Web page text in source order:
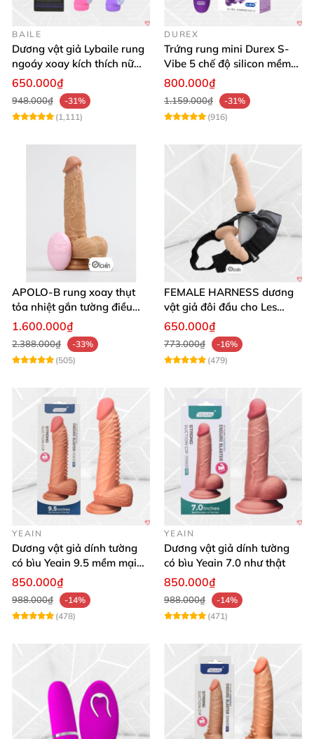
BAILE
Dương vật giả Lybaile rung
ngoáy xoay kích thích nữ
thủ dâm
650.000₫
948.000₫
-31%
(1,111)
DUREX
Trứng rung mini Durex S-
Vibe 5 chế độ silicon mềm
mịn cao cấp
800.000₫
1.159.000₫
-31%
(916)
APOLO-B rung xoay thụt
tỏa nhiệt gắn tường điều
khiển từ xa đa chế độ
1.600.000₫
2.388.000₫
-33%
(505)
FEMALE HARNESS dương
vật giả đôi đầu cho Les
massage cực sướng
650.000₫
773.000₫
-16%
(479)
YEAIN
Dương vật giả dính tường
có bìu Yeain 9.5 mềm mại
thật
850.000₫
988.000₫
-14%
(478)
YEAIN
Dương vật giả dính tường
có bìu Yeain 7.0 như thật
850.000₫
988.000₫
-14%
(471)